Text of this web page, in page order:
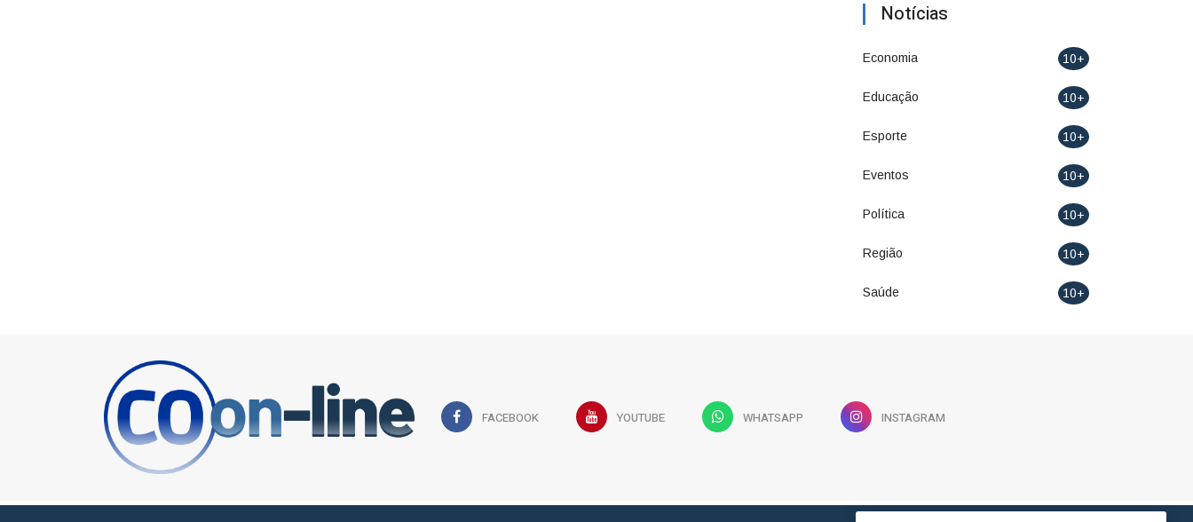
Notícias
Economia 10+
Educação 10+
Esporte 10+
Eventos 10+
Política 10+
Região 10+
Saúde 10+
FACEBOOK YOUTUBE WHATSAPP INSTAGRAM